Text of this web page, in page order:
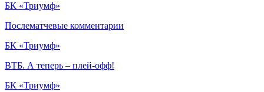
БК «Триумф»
Послематчевые комментарии
БК «Триумф»
ВТБ. А теперь – плей-офф!
БК «Триумф»